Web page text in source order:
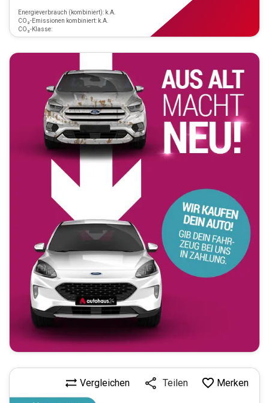
Energieverbrauch (kombiniert): k.A.
CO₂-Emissionen kombiniert: k.A.
CO₂-Klasse:
Vergleichen Teilen Merken